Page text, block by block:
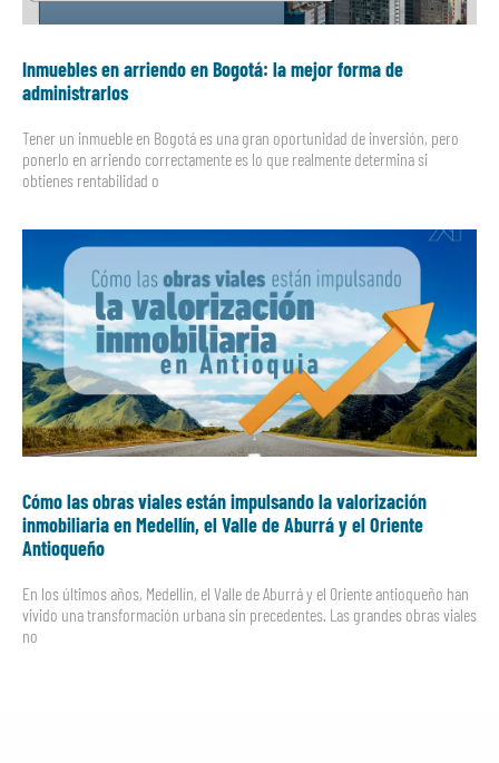
Inmuebles en arriendo en Bogotá: la mejor forma de
administrarlos
Tener un inmueble en Bogotá es una gran oportunidad de inversión, pero
ponerlo en arriendo correctamente es lo que realmente determina si
obtienes rentabilidad o
Cómo las obras viales están impulsando la valorización
inmobiliaria en Medellín, el Valle de Aburrá y el Oriente
Antioqueño
En los últimos años, Medellín, el Valle de Aburrá y el Oriente antioqueño han
vivido una transformación urbana sin precedentes. Las grandes obras viales
no